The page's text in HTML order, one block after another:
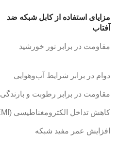
مزایای استفاده از کابل شبکه ضد
آفتاب
مقاومت در برابر نور خورشید
دوام در برابر شرایط آب‌و‌هوایی
مقاومت در برابر رطوبت و بارندگی
کاهش تداخل الکترومغناطیسی (EMI)
افزایش عمر مفید شبکه